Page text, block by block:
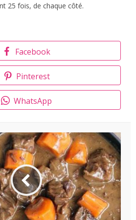
25 fois, de chaque côté.
Facebook
Pinterest
WhatsApp